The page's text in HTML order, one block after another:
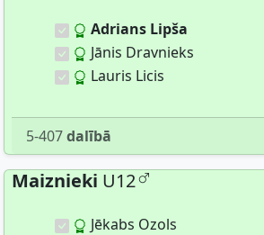
Adrians Lipša
Jānis Dravnieks
Lauris Licis
5-407dalībā
Maiznieki U12
Jēkabs Ozols